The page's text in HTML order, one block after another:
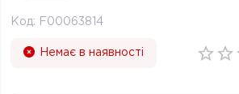
Код: F00063814
Немає в наявності